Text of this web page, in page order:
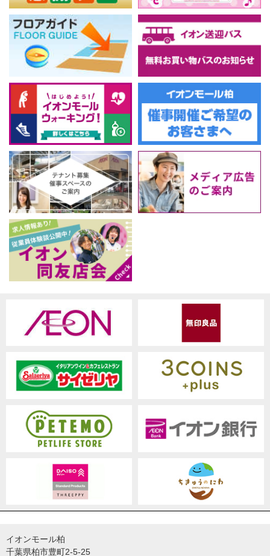
イオンモール柏
千葉県柏市豊町2-5-25